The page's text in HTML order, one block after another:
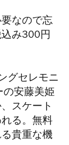
なので忘
み300円
グセレモニ
の安藤美姫
スケート
る。無料
貴重な機